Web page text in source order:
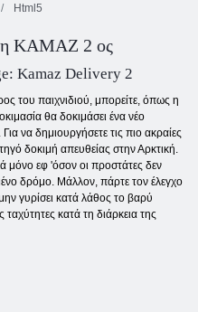
Html5
KAMAZ 2 ος
Kamaz Delivery 2
του παιχνιδιού, μπορείτε, όπως η
θα δοκιμάσει ένα νέο
να δημιουργήσετε τις πιο ακραίες
δοκιμή απευθείας στην Αρκτική.
μόνο εφ 'όσον οι προστάτες δεν
δρόμο. Μάλλον, πάρτε τον έλεγχο
γυρίσει κατά λάθος το βαρύ
κατά τη διάρκεια της